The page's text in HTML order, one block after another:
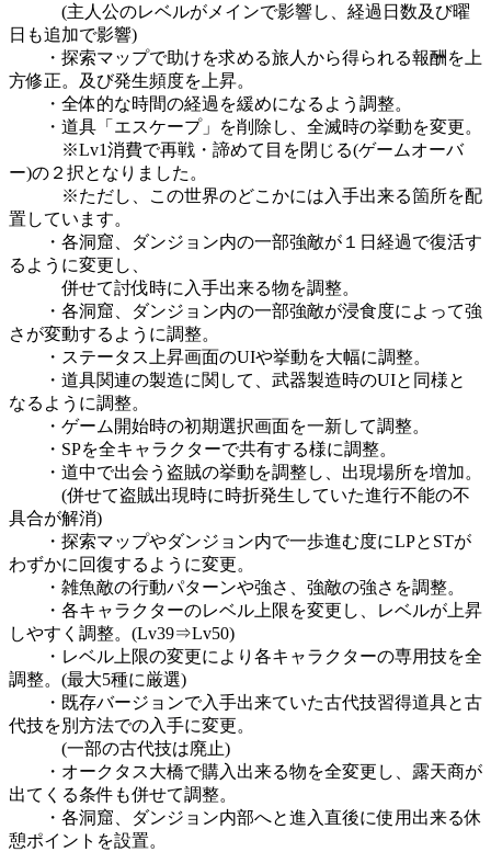
(主人公のレベルがメインで影響し、経過日数及び曜
日も追加で影響)
・探索マップで助けを求める旅人から得られる報酬を上
方修正。及び発生頻度を上昇。
・全体的な時間の経過を緩めになるよう調整。
・道具「エスケープ」を削除し、全滅時の挙動を変更。
※Lv1消費で再戦・諦めて目を閉じる(ゲームオーバ
ー)の２択となりました。
※ただし、この世界のどこかには入手出来る箇所を配
置しています。
・各洞窟、ダンジョン内の一部強敵が１日経過で復活す
るように変更し、
併せて討伐時に入手出来る物を調整。
・各洞窟、ダンジョン内の一部強敵が浸食度によって強
さが変動するように調整。
・ステータス上昇画面のUIや挙動を大幅に調整。
・道具関連の製造に関して、武器製造時のUIと同様と
なるように調整。
・ゲーム開始時の初期選択画面を一新して調整。
・SPを全キャラクターで共有する様に調整。
・道中で出会う盗賊の挙動を調整し、出現場所を増加。
(併せて盗賊出現時に時折発生していた進行不能の不
具合が解消)
・探索マップやダンジョン内で一歩進む度にLPとSTが
わずかに回復するように変更。
・雑魚敵の行動パターンや強さ、強敵の強さを調整。
・各キャラクターのレベル上限を変更し、レベルが上昇
しやすく調整。(Lv39⇒Lv50)
・レベル上限の変更により各キャラクターの専用技を全
調整。(最大5種に厳選)
・既存バージョンで入手出来ていた古代技習得道具と古
代技を別方法での入手に変更。
(一部の古代技は廃止)
・オークタス大橋で購入出来る物を全変更し、露天商が
出てくる条件も併せて調整。
・各洞窟、ダンジョン内部へと進入直後に使用出来る休
憩ポイントを設置。